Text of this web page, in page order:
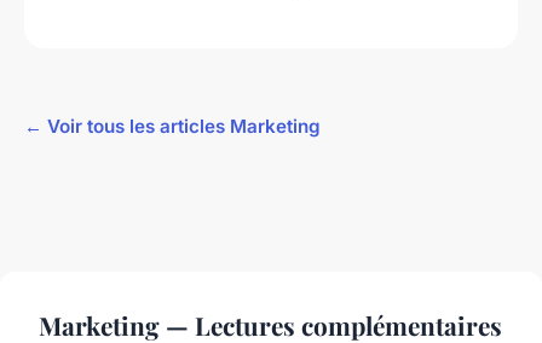
← Voir tous les articles Marketing
Marketing — Lectures complémentaires